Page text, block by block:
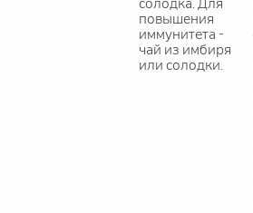
солодка. Для
повышения
иммунитета -
чай из имбиря
или солодки.